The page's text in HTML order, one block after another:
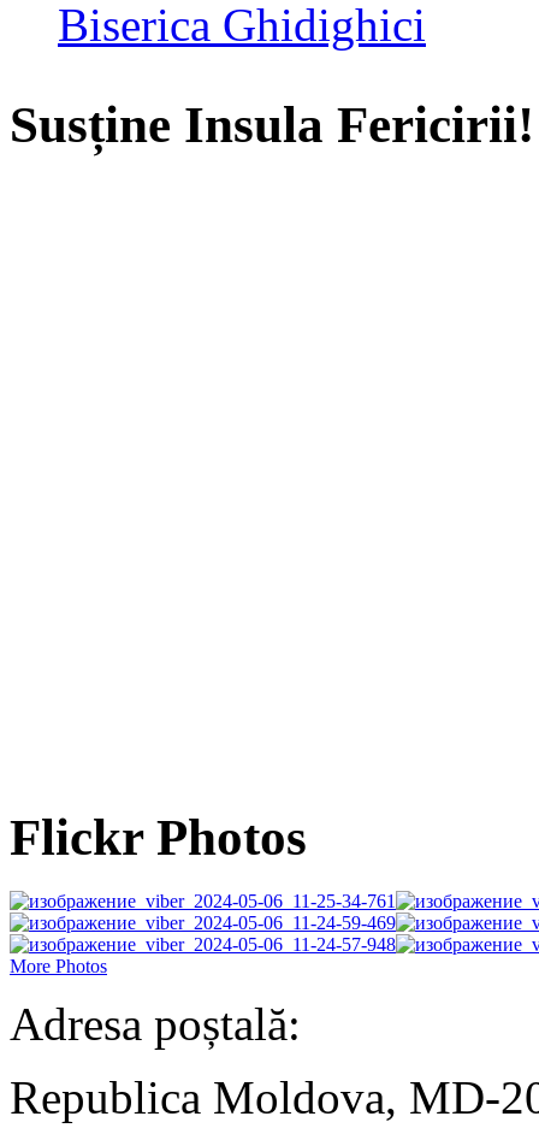
Biserica Ghidighici
Susține Insula Fericirii!
Flickr Photos
More Photos
Adresa poștală:
Republica Moldova, MD-